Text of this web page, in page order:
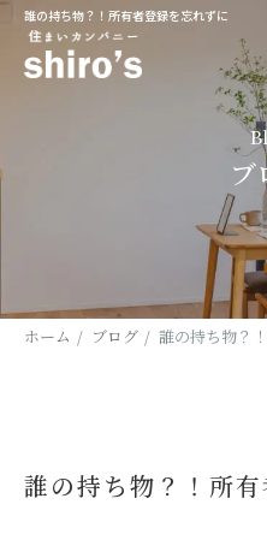
誰の持ち物？！所有者登録を忘れずに
ブ
ホーム ブログ 誰の持ち物？
誰の持ち物？！所